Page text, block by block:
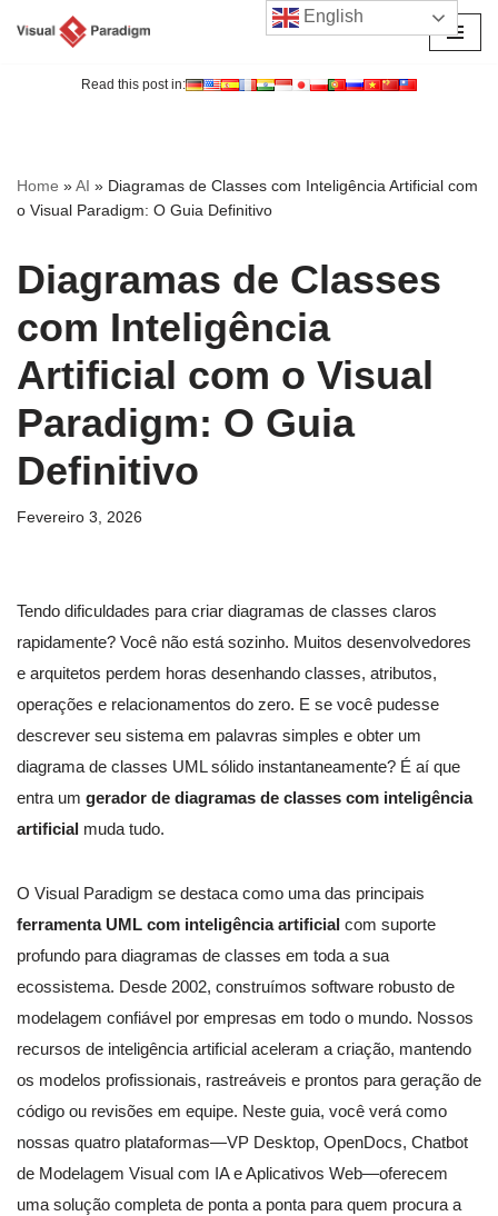
Read this post in:
Home »AI » Diagramas de Classes com Inteligência Artificial com
o Visual Paradigm: O Guia Definitivo
Diagramas de Classes
com Inteligência
Artificial com o Visual
Paradigm: O Guia
Definitivo
Fevereiro 3, 2026
Tendo dificuldades para criar diagramas de classes claros
rapidamente? Você não está sozinho. Muitos desenvolvedores
e arquitetos perdem horas desenhando classes, atributos,
operações e relacionamentos do zero. E se você pudesse
descrever seu sistema em palavras simples e obter um
diagrama de classes UML sólido instantaneamente? É aí que
entra um gerador de diagramas de classes com inteligência
artificial muda tudo.
O Visual Paradigm se destaca como uma das principais
ferramenta UML com inteligência artificial com suporte
profundo para diagramas de classes em toda a sua
ecossistema. Desde 2002, construímos software robusto de
modelagem confiável por empresas em todo o mundo. Nossos
recursos de inteligência artificial aceleram a criação, mantendo
os modelos profissionais, rastreáveis e prontos para geração de
código ou revisões em equipe. Neste guia, você verá como
nossas quatro plataformas—VP Desktop, OpenDocs, Chatbot
de Modelagem Visual com IA e Aplicativos Web—oferecem
uma solução completa de ponta a ponta para quem procura a
English